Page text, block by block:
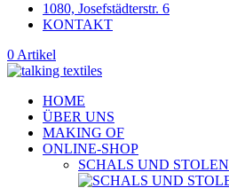
1080, Josefstädterstr. 6
KONTAKT
0 Artikel
HOME
ÜBER UNS
MAKING OF
ONLINE-SHOP
SCHALS UND STOLEN